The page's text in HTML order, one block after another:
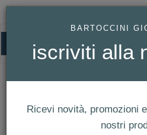
PDP
BARTOCCINI
iscriviti alla
Ricevi novità, promozioni
nostri